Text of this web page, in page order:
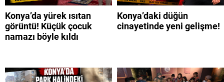
Konya’da yürek ısıtan
görüntü! Küçük çocuk
namazı böyle kıldı
Konya’daki düğün
cinayetinde yeni gelişme!